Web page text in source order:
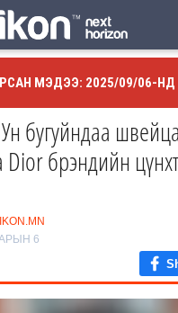
МЭДЭЭ: 2025/09/06-
бугуйндаа
Dior брэндийн
6